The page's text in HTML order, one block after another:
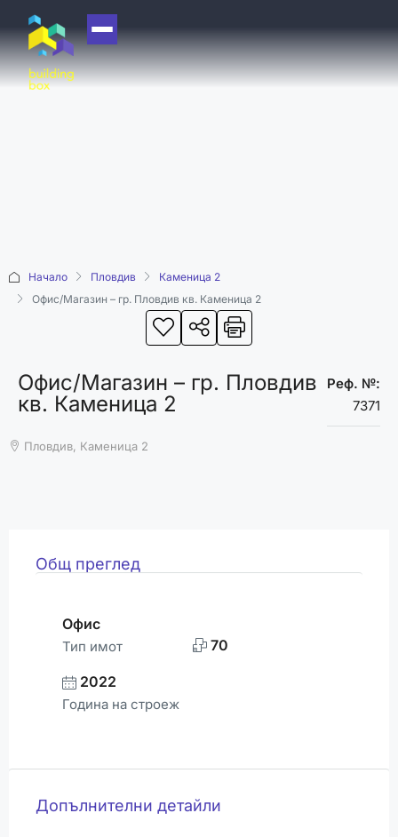
НАЧАЛО
ПРОДАЙ
МАШИНА НА
ВРЕМЕТО
Начало Пловдив
Каменица 2
Офис/Магазин – гр. Пловдив кв. Каменица 2
Офис/Магазин – гр. Пловдив
кв. Каменица 2
Реф. №:
7371
Пловдив, Каменица 2
Общ преглед
Офис
Тип имот 70
2022
Година на строеж
Допълнителни детайли